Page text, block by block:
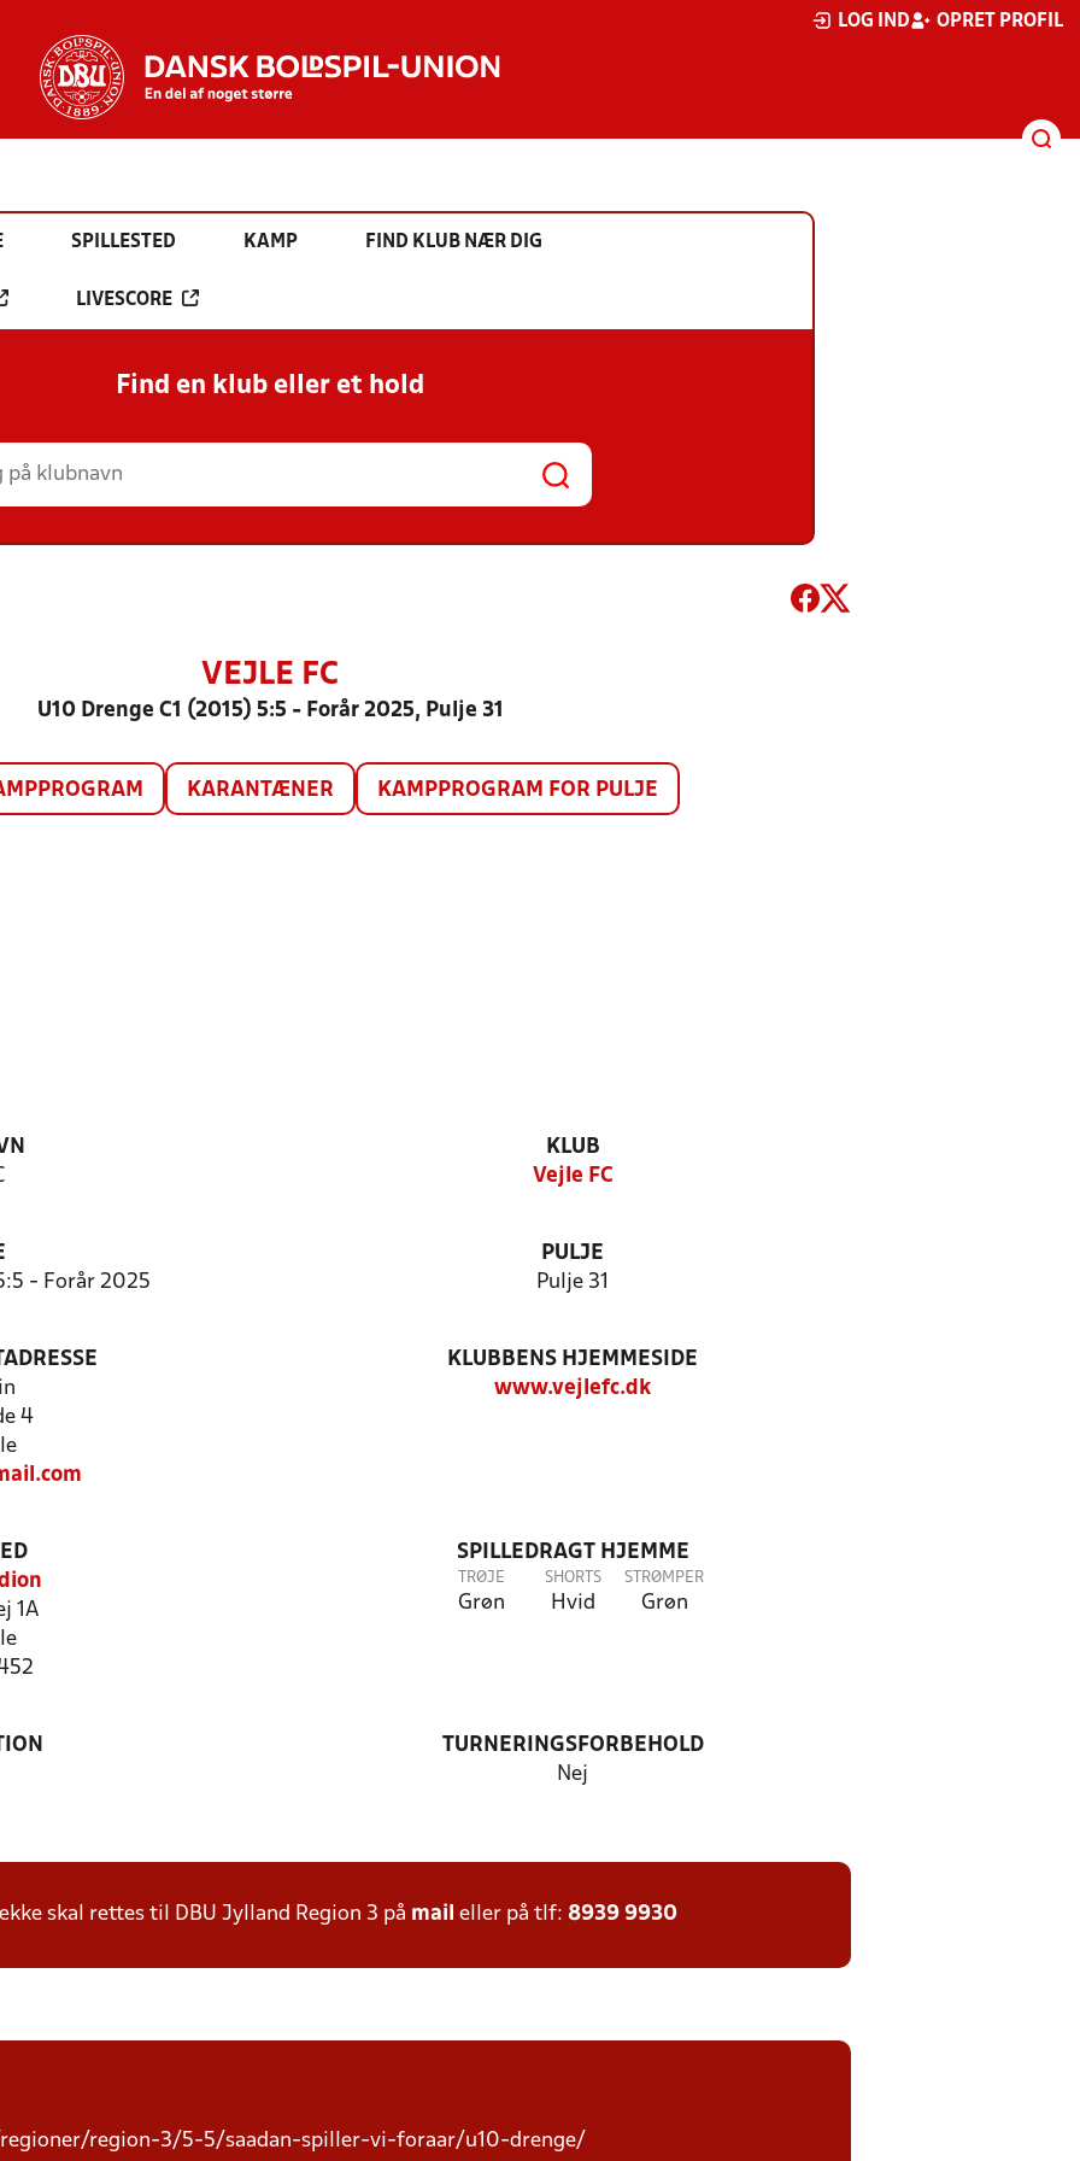
LOG IND OPRET PROFIL
SPILLESTED KAMP FIND KLUB NÆR DIG
LIVESCORE
Find en klub eller et hold
VEJLE FC
U10 Drenge C1 (2015) 5:5 - Forår 2025, Pulje 31
KARANTÆNER KAMPPROGRAM FOR PULJE
KLUB
Vejle FC
- Forår 2025
PULJE
Pulje 31
4
KLUBBENS HJEMMESIDE
www.vejlefc.dk
1A
SPILLEDRAGT HJEMME
TRØJE
Grøn
SHORTS
Hvid
STRØMPER
Grøn
TURNERINGSFORBEHOLD
Nej
skal rettes til DBU Jylland Region 3 på mail eller på tlf: 8939 9930
region-3/5-5/saadan-spiller-vi-foraar/u10-drenge/